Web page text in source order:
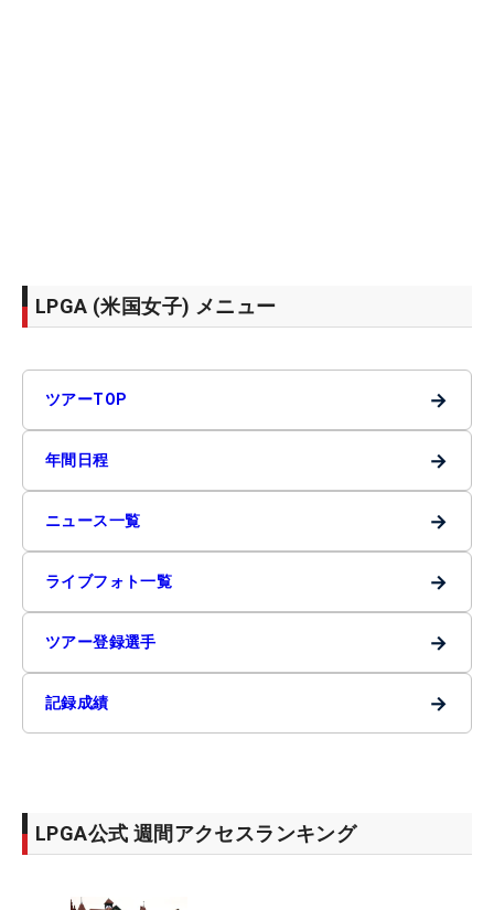
LPGA (米国女子) メニュー
ツアーTOP →
年間日程 →
ニュース一覧 →
ライブフォト一覧 →
ツアー登録選手 →
記録成績 →
LPGA公式 週間アクセスランキング